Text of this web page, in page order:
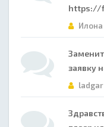
https://